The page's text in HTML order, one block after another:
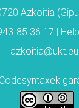
Azkoitia
85 36 17 |
Codesyntaxek